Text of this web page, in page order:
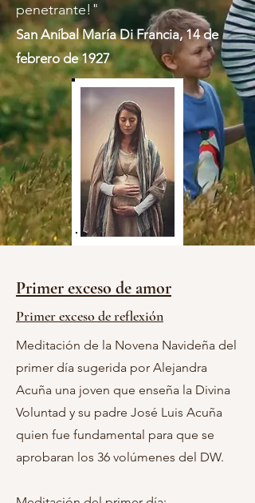
penetrante!"
San Aníbal María Di Francia, 14 de
febrero de 1927
Primer exceso de amor
Primer exceso de reflexión
Meditación de la Novena Navideña del
primer día sugerida por Alejandra
Acuña una joven que enseña la Divina
Voluntad y su padre José Luis Acuña
quien fue fundamental para que se
aprobaran los 36 volúmenes del DW.